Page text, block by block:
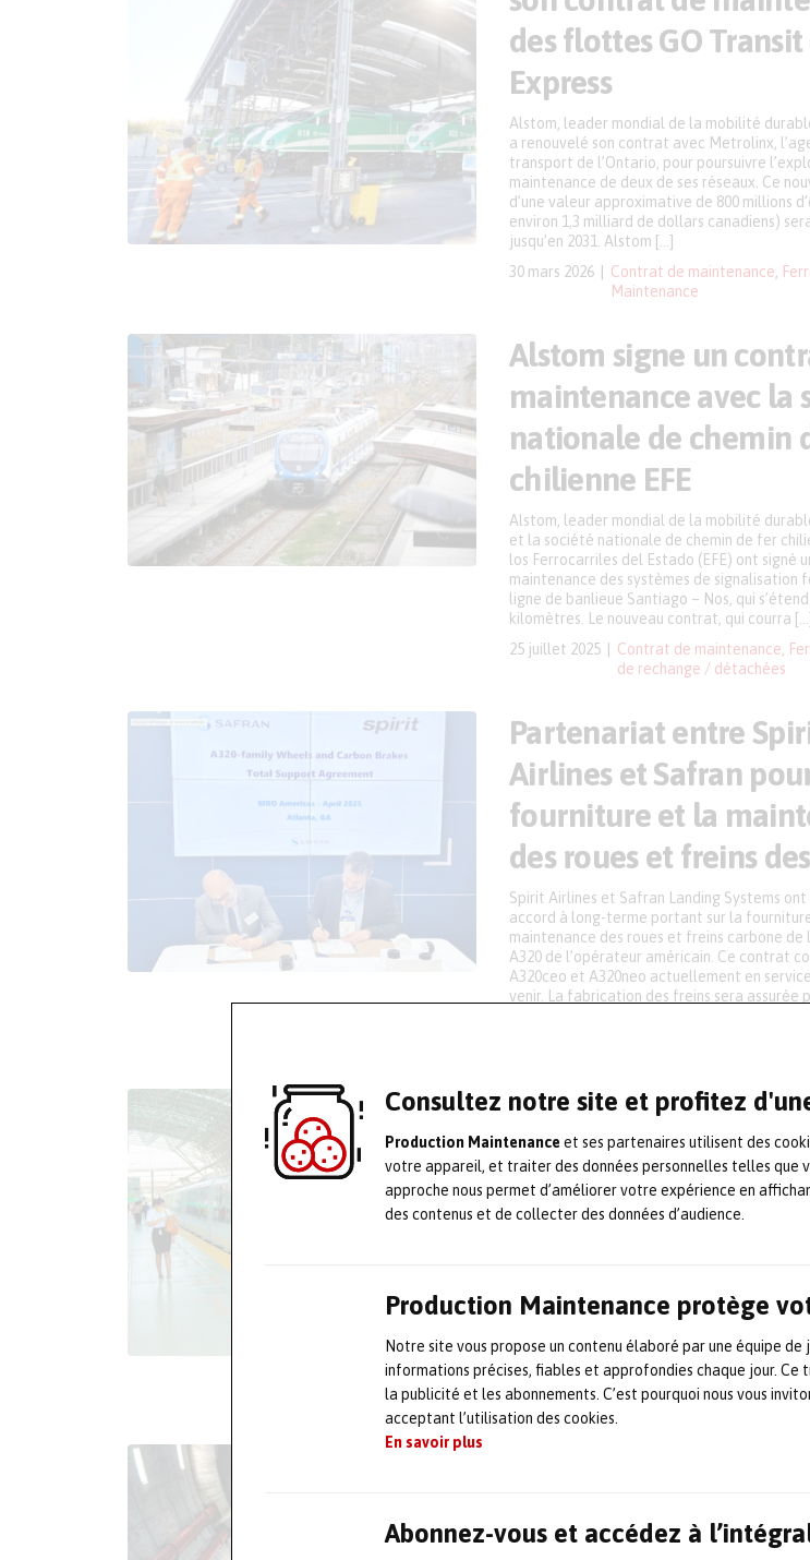
Consultez notre site et profitez
Production Maintenanceet ses partenaires utilisent des
votre appareil, et traiter des données personnelles telles que
approche nous permet d’améliorer votre expérience en
des contenus et de collecter des données d’audience.
Production Maintenance protège
Notre site vous propose un contenu élaboré par une équipe de
informations précises, fiables et approfondies chaque jour.
la publicité et les abonnements. C’est pourquoi nous vous
acceptant l’utilisation des cookies.
En savoir plus
Abonnez-vous et accédez à
des flottes GO Transit
Express
30 mars 2026 Contrat de maintenance
Maintenance
Alstom, leader mondial de la mobilité
a renouvelé son contrat avec Metrolinx,
transport de l’Ontario, pour poursuivre
maintenance de deux de ses réseaux. Ce
d’une valeur approximative de 800 millions
environ 1,3 milliard de dollars canadiens)
jusqu’en 2031. Alstom […]
Alstom signe un
maintenance avec la
nationale de chemin
chilienne EFE
25 juillet 2025 Contrat de maintenance
de rechange / détachées
Alstom, leader mondial de la mobilité
et la société nationale de chemin de fer
los Ferrocarriles del Estado (EFE) ont signé
maintenance des systèmes de signalisation
ligne de banlieue Santiago – Nos, qui s’étend
kilomètres. Le nouveau contrat, qui courra […]
Partenariat entre
Airlines et Safran
fourniture et la
des roues et freins
Spirit Airlines et Safran Landing Systems
accord à long-terme portant sur la
maintenance des roues et freins carbone de
A320 de l’opérateur américain. Ce contrat
A320ceo et A320neo actuellement en
venir. La fabrication des freins sera assurée
Un nouveau contrat
maintenance pour
avec Metro de
20 décembre 2024 Contrat de maintenance
Maintenance
contrat comprend la maintenance
du matériel roulant, des systèmes de
Cette ligne, qui s’étend sur 16 […]
de Ponant